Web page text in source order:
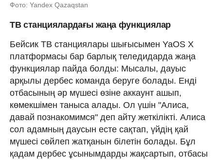
Фото: Yandex Qazaqstan
ТВ станциялардағы жаңа функциялар
Бейсик ТВ станциялары шығысымен YaOS X
платформасы бар барлық теледидарда жаңа
функциялар пайда болды: Мысалы, дауыс
арқылы дербес команда беруге болады. Енді
отбасының әр мүшесі өзіне аккаунт ашып,
көмекшімен таныса алады. Ол үшін "Алиса,
давай познакомимся" деп айту жеткілікті. Алиса
сол адамның даусын есте сақтап, үйдің қай
мүшесі сөйлеп жатқанын білетін болады. Бұл
қадам дербес ұсынымдарды жақсартып, отбасы